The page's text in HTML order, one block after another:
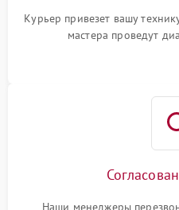
Курьер привезет вашу
мастера проведут
Наши менеджеры